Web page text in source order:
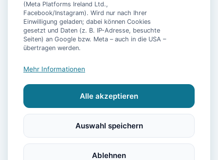
TV Heizung Küche Kühlschrank
Terrasse Garten
Kaffeemaschine Herdplatte Backofen
(Meta Platforms Ireland Ltd.,
Facebook/Instagram). Wird nur nach Ihrer
Einwilligung geladen; dabei können Cookies
gesetzt und Daten (z. B. IP-Adresse, besuchte
Seiten) an Google bzw. Meta – auch in die USA –
übertragen werden.
Mehr Informationen
Alle akzeptieren
Auswahl speichern
Ablehnen